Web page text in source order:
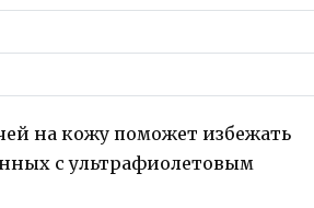
на кожу поможет избежать
с ультрафиолетовым